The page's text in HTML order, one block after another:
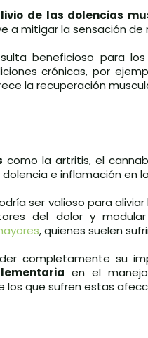
de las dolencias
a mitigar la sensación de
beneficioso para
crónicas, por
la recuperación
como la artritis, el
e inflamación en
ser valioso para
del dolor y
, quienes suelen
completamente su
en el
los que sufren estas